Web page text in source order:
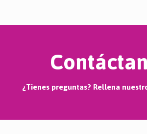
¿Tienes preguntas? Rellena